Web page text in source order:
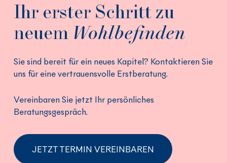
Ihr erster Schritt zu
neuem Wohlbefinden
Sie sind bereit für ein neues Kapitel? Kontaktieren Sie
uns für eine vertrauensvolle Erstberatung.
Vereinbaren Sie jetzt Ihr persönliches
Beratungsgespräch.
JETZT TERMIN VEREINBAREN